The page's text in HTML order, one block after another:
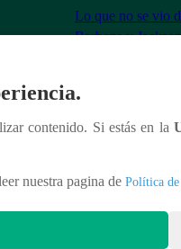
Lo que no se vio
Barboza y
contenido. Si estás en la
nuestra pagina de Política